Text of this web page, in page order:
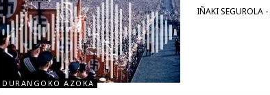
DURANGOKO AZOKA
IÑAKI SEGUROLA -